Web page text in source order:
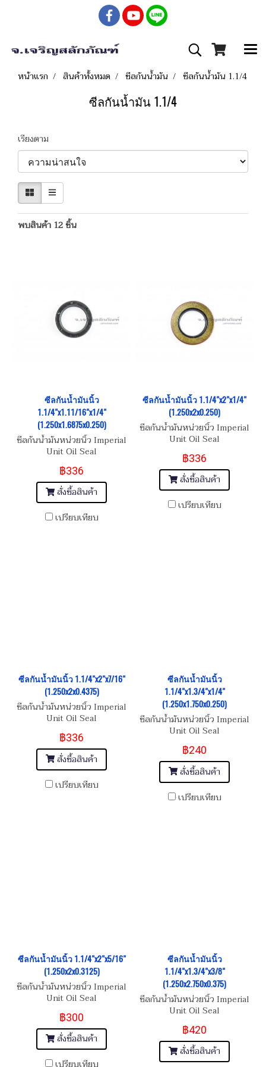
หน้าแรก สินค้าทั้งหมด ซีลกันน้ำมัน ซีลกันน้ำมัน 1.1/4
ซีลกันน้ำมัน 1.1/4
เรียงตาม
พบสินค้า 12 ชิ้น
ซีลกันน้ำมันนิ้ว
1.1/4"x1.11/16"x1/4"
(1.250x1.6875x0.250)
ซีลกันน้ำมันหน่วยนิ้ว Imperial
Unit Oil Seal
฿336
สั่งซื้อสินค้า
เปรียบเทียบ
ซีลกันน้ำมันนิ้ว 1.1/4"x2"x1/4"
(1.250x2x0.250)
ซีลกันน้ำมันหน่วยนิ้ว Imperial
Unit Oil Seal
฿336
สั่งซื้อสินค้า
เปรียบเทียบ
ซีลกันน้ำมันนิ้ว 1.1/4"x2"x7/16"
(1.250x2x0.4375)
ซีลกันน้ำมันหน่วยนิ้ว Imperial
Unit Oil Seal
฿336
สั่งซื้อสินค้า
เปรียบเทียบ
ซีลกันน้ำมันนิ้ว
1.1/4"x1.3/4"x1/4"
(1.250x1.750x0.250)
ซีลกันน้ำมันหน่วยนิ้ว Imperial
Unit Oil Seal
฿240
สั่งซื้อสินค้า
เปรียบเทียบ
ซีลกันน้ำมันนิ้ว 1.1/4"x2"x5/16"
(1.250x2x0.3125)
ซีลกันน้ำมันหน่วยนิ้ว Imperial
Unit Oil Seal
฿300
สั่งซื้อสินค้า
เปรียบเทียบ
ซีลกันน้ำมันนิ้ว
1.1/4"x1.3/4"x3/8"
(1.250x2.750x0.375)
ซีลกันน้ำมันหน่วยนิ้ว Imperial
Unit Oil Seal
฿420
สั่งซื้อสินค้า